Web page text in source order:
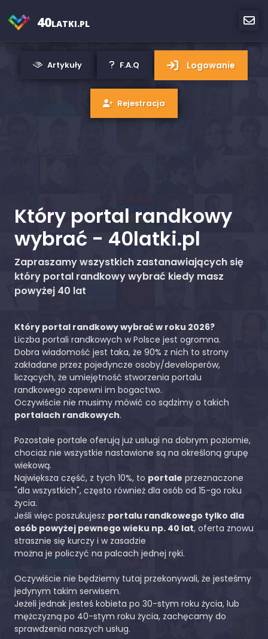
40LATKI.PL
Artykuły F.A.Q Logowanie
Rejestracja
Który portal randkowy
wybrać - 40latki.pl
Zapraszamy wszystkich zastanawiających się
który portal randkowy wybrać kiedy masz
powyżej 40 lat
Który portal randkowy wybrać w roku 2026?
Liczba portali randkowych w Polsce jest ogromna.
Dobra wiadomość jest taka, że 90% z nich to strony
zakładane przez pojedyncze osoby/developerów,
liczących, że umiejętność stworzenia portalu
randkowego zapewni im bogactwo.
Oczywiście nie musimy mówić co sądzimy o takich
portalach randkowych.
Pozostałe portale oferują już usługi na dobrym poziomie,
chociaż nie wszystkie nastawione są na określoną grupę
wiekową.
Największa część, z tych 10%, to portale przeznaczone
"dla wszystkich", często również dla osób od 15-go roku
życia.
Jeśli więc poszukujesz portalu randkowego tylko dla
osób powyżej pewnego wieku np. 40 lat, oferta znowu
strasznie się kurczy i w zasadzie
można je policzyć na palcach jednej ręki.
Oczywiście nie będziemy tutaj przekonywali, że jesteśmy
jedynym takim serwisem.
Jeżeli jednak jesteś kobieta po 30-stym roku życia, lub
mężczyzną po 40-stym roku życia, zachęcamy do
sprawdzenia naszych usług.